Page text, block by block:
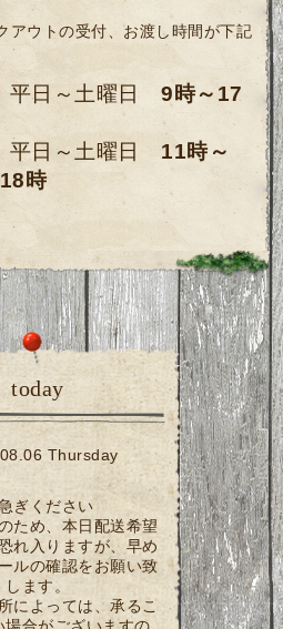
アウトの受付、お渡し時間が下記
平日～土曜日9時～17
平日～土曜日 11時～
時
today
Thursday
ぎください
ため、本日配送希望
れ入りますが、早め
ルの確認をお願い致
します。
によっては、承るこ